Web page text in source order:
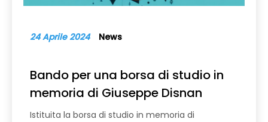
24 Aprile 2024 News
Bando per una borsa di studio in
memoria di Giuseppe Disnan
Istituita la borsa di studio in memoria di